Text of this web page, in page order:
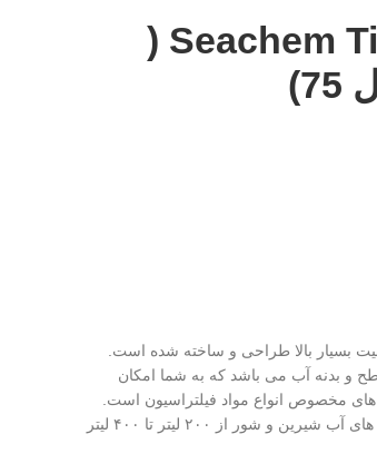
Seachem Tidal 75 Power Filters (
بسیار بالا طراحی و ساخته شده است.
و بدنه آب می باشد که به شما امکان
مخصوص انواع مواد فیلتراسیون است.
این فیلتر می توانید بالاترین کیفیت آب ممکن را به همراه جریان مناسب و استفاده آسان در آکواریوم شما فراهم نماید. این محصول برای استفاده در انواع آکواریوم های آب شیرین و شور از ۲۰۰ لیتر تا ۴۰۰ لیتر